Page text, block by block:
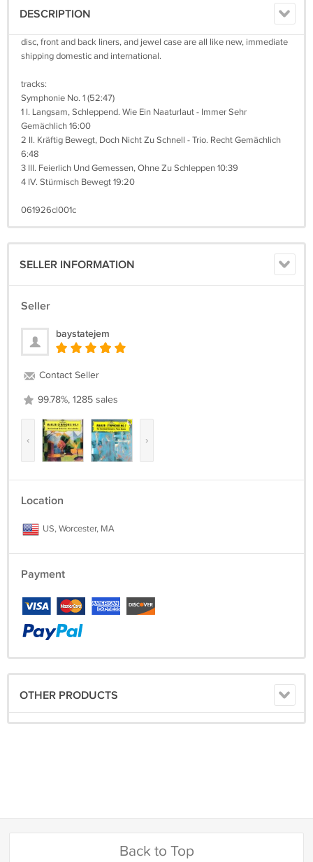
DESCRIPTION
disc, front and back liners, and jewel case are all like new, immediate
shipping domestic and international.
tracks:
Symphonie No. 1 (52:47)
1 I. Langsam, Schleppend. Wie Ein Naaturlaut - Immer Sehr
Gemächlich 16:00
2 II. Kräftig Bewegt, Doch Nicht Zu Schnell - Trio. Recht Gemächlich
6:48
3 III. Feierlich Und Gemessen, Ohne Zu Schleppen 10:39
4 IV. Stürmisch Bewegt 19:20
061926cl001c
SELLER INFORMATION
Seller
baystatejem
Contact Seller
99.78%, 1285 sales
‹ ›
Location
US, Worcester, MA
Payment
OTHER PRODUCTS
Back to Top